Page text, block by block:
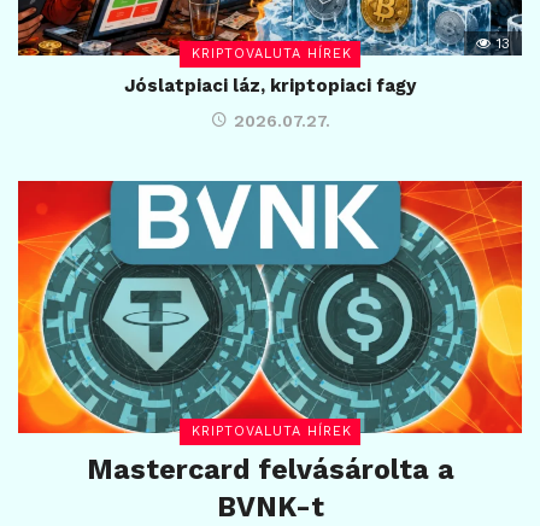
KRIPTOVALUTA HÍREK
13
Jóslatpiaci láz, kriptopiaci fagy
2026.07.27.
KRIPTOVALUTA HÍREK
Mastercard felvásárolta a
BVNK-t